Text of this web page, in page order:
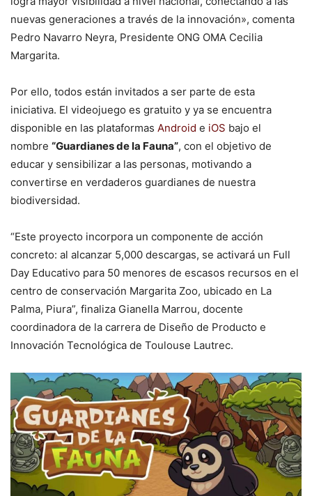
nuevas generaciones a través de la innovación», comenta
Pedro Navarro Neyra, Presidente ONG OMA Cecilia
Margarita.
Por ello, todos están invitados a ser parte de esta
iniciativa. El videojuego es gratuito y ya se encuentra
disponible en las plataformas Android e iOS bajo el
nombre “Guardianes de la Fauna”, con el objetivo de
educar y sensibilizar a las personas, motivando a
convertirse en verdaderos guardianes de nuestra
biodiversidad.
“Este proyecto incorpora un componente de acción
concreto: al alcanzar 5,000 descargas, se activará un Full
Day Educativo para 50 menores de escasos recursos en el
centro de conservación Margarita Zoo, ubicado en La
Palma, Piura”, finaliza Gianella Marrou, docente
coordinadora de la carrera de Diseño de Producto e
Innovación Tecnológica de Toulouse Lautrec.